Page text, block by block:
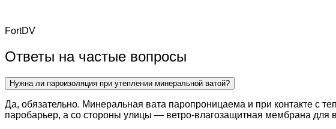
FortDV
Ответы на частые вопросы
Нужна ли пароизоляция при утеплении минеральной ватой?
Да, обязательно. Минеральная вата паропроницаема и при контакте с
паробарьер, а со стороны улицы — ветро-влагозащитная мембрана для